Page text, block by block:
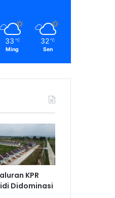
33 ℃
Ming
32 ℃
Sen
KPR
Didominasi